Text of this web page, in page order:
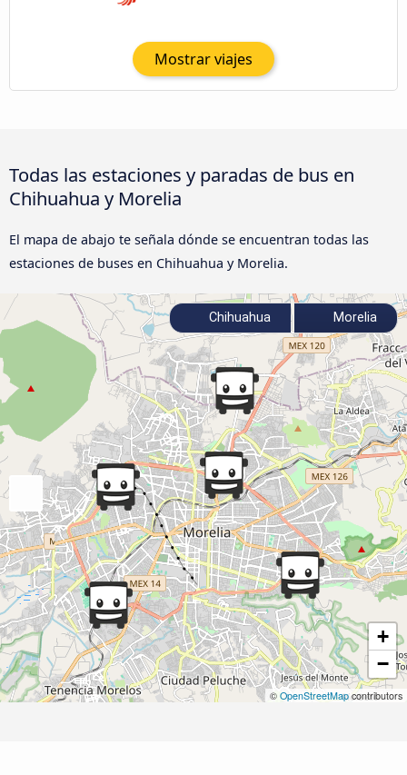
Mostrar viajes
Todas las estaciones y paradas de bus en
Chihuahua y Morelia
El mapa de abajo te señala dónde se encuentran todas las
estaciones de buses en Chihuahua y Morelia.
+
−
© OpenStreetMapcontributors
Chihuahua Morelia